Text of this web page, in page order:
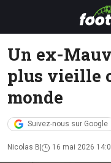
Un ex-
plus vieille
monde
Suivez-nous sur Google
Nicolas B 16 mai 2026